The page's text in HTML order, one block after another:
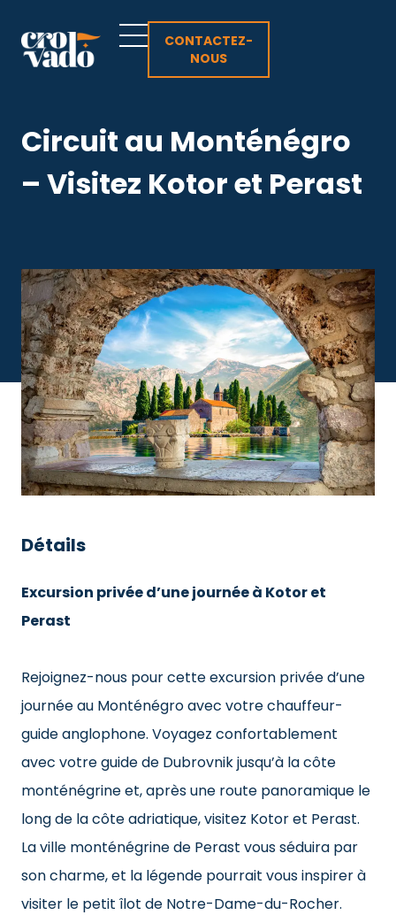
contenu
CONTACTEZ-
NOUS
Circuit au Monténégro
– Visitez Kotor et Perast
Détails
Excursion privée d’une journée à Kotor et
Perast
Rejoignez-nous pour cette excursion privée d’une
journée au Monténégro avec votre chauffeur-
guide anglophone. Voyagez confortablement
avec votre guide de Dubrovnik jusqu’à la côte
monténégrine et, après une route panoramique le
long de la côte adriatique, visitez Kotor et Perast.
La ville monténégrine de Perast vous séduira par
son charme, et la légende pourrait vous inspirer à
visiter le petit îlot de Notre-Dame-du-Rocher.